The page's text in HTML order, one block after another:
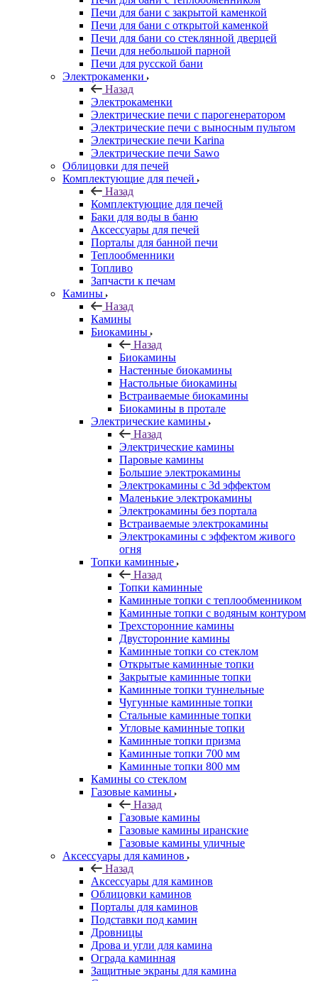
Печи для бани с закрытой каменкой
Печи для бани с открытой каменкой
Печи для бани со стеклянной дверцей
Печи для небольшой парной
Печи для русской бани
Электрокаменки
Назад
Электрокаменки
Электрические печи с парогенератором
Электрические печи с выносным пультом
Электрические печи Karina
Электрические печи Sawo
Облицовки для печей
Комплектующие для печей
Назад
Комплектующие для печей
Баки для воды в баню
Аксессуары для печей
Порталы для банной печи
Теплообменники
Топливо
Запчасти к печам
Камины
Назад
Камины
Биокамины
Назад
Биокамины
Настенные биокамины
Настольные биокамины
Встраиваемые биокамины
Биокамины в протале
Электрические камины
Назад
Электрические камины
Паровые камины
Большие электрокамины
Электрокамины с 3d эффектом
Маленькие электрокамины
Электрокамины без портала
Встраиваемые электрокамины
Электрокамины с эффектом живого
огня
Топки каминные
Назад
Топки каминные
Каминные топки с теплообменником
Каминные топки с водяным контуром
Трехсторонние камины
Двусторонние камины
Каминные топки со стеклом
Открытые каминные топки
Закрытые каминные топки
Каминные топки туннельные
Чугунные каминные топки
Стальные каминные топки
Угловые каминные топки
Каминные топки призма
Каминные топки 700 мм
Каминные топки 800 мм
Камины со стеклом
Газовые камины
Назад
Газовые камины
Газовые камины иранские
Газовые камины уличные
Аксессуары для каминов
Назад
Аксессуары для каминов
Облицовки каминов
Порталы для каминов
Подставки под камин
Дровницы
Дрова и угли для камина
Ограда каминная
Защитные экраны для камина